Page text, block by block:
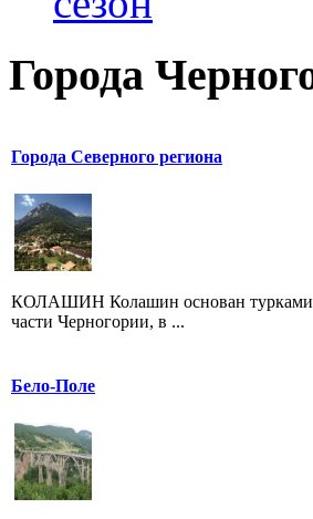
Города
Города Северного региона
КОЛАШИН Колашин основан турками
части Черногории, в ...
Бело-Поле